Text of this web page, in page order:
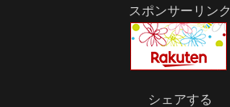
スポンサーリンク
シェアする